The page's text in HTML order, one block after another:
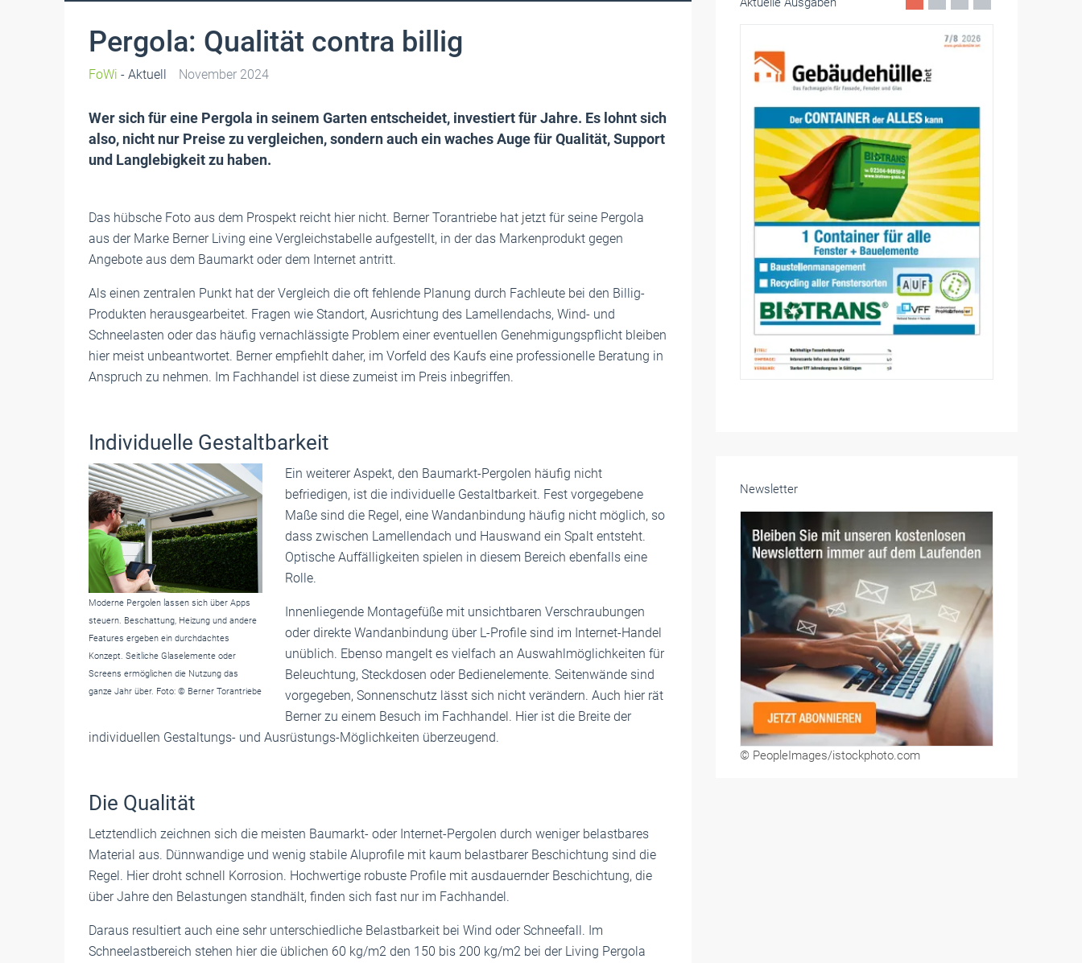
Pergola: Qualität contra billig
FoWi - Aktuell November 2024
Wer sich für eine Pergola in seinem Garten entscheidet, investiert für Jahre. Es lohnt sich
also, nicht nur Preise zu vergleichen, sondern auch ein waches Auge für Qualität, Support
und Langlebigkeit zu haben.
Das hübsche Foto aus dem Prospekt reicht hier nicht. Berner Torantriebe hat jetzt für seine Pergola
aus der Marke Berner Living eine Vergleichstabelle aufgestellt, in der das Markenprodukt gegen
Angebote aus dem Baumarkt oder dem Internet antritt.
Als einen zentralen Punkt hat der Vergleich die oft fehlende Planung durch Fachleute bei den Billig-
Produkten herausgearbeitet. Fragen wie Standort, Ausrichtung des Lamellendachs, Wind- und
Schneelasten oder das häufig vernachlässigte Problem einer eventuellen Genehmigungspflicht bleiben
hier meist unbeantwortet. Berner empfiehlt daher, im Vorfeld des Kaufs eine professionelle Beratung in
Anspruch zu nehmen. Im Fachhandel ist diese zumeist im Preis inbegriffen.
Individuelle Gestaltbarkeit
Moderne Pergolen lassen sich über Apps
steuern. Beschattung, Heizung und andere
Features ergeben ein durchdachtes
Konzept. Seitliche Glaselemente oder
Screens ermöglichen die Nutzung das
ganze Jahr über. Foto: © Berner Torantriebe
Ein weiterer Aspekt, den Baumarkt-Pergolen häufig nicht
befriedigen, ist die individuelle Gestaltbarkeit. Fest vorgegebene
Maße sind die Regel, eine Wandanbindung häufig nicht möglich, so
dass zwischen Lamellendach und Hauswand ein Spalt entsteht.
Optische Auffälligkeiten spielen in diesem Bereich ebenfalls eine
Rolle.
Innenliegende Montagefüße mit unsichtbaren Verschraubungen
oder direkte Wandanbindung über L-Profile sind im Internet-Handel
unüblich. Ebenso mangelt es vielfach an Auswahlmöglichkeiten für
Beleuchtung, Steckdosen oder Bedienelemente. Seitenwände sind
vorgegeben, Sonnenschutz lässt sich nicht verändern. Auch hier rät
Berner zu einem Besuch im Fachhandel. Hier ist die Breite der
individuellen Gestaltungs- und Ausrüstungs-Möglichkeiten überzeugend.
Die Qualität
Letztendlich zeichnen sich die meisten Baumarkt- oder Internet-Pergolen durch weniger belastbares
Material aus. Dünnwandige und wenig stabile Aluprofile mit kaum belastbarer Beschichtung sind die
Regel. Hier droht schnell Korrosion. Hochwertige robuste Profile mit ausdauernder Beschichtung, die
über Jahre den Belastungen standhält, finden sich fast nur im Fachhandel.
Daraus resultiert auch eine sehr unterschiedliche Belastbarkeit bei Wind oder Schneefall. Im
Schneelastbereich stehen hier die üblichen 60 kg/m2 den 150 bis 200 kg/m2 bei der Living Pergola
Newsletter
© PeopleImages/istockphoto.com